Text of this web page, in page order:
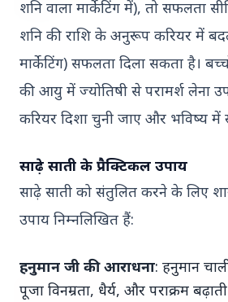
राघव चड्ढा और 6 AAP
में शामिल, केजरीवाल की
राजनीतिक विद्रोह
नई दिल्ली, 25 अप्रैल 2026 — आम
बड़ा झटका लगा है। वरिष्ठ नेता राघव
राज्‍यसभा सांसद...
Read More
FEATURED
शनि वाला मार्केटिंग में), तो सफलता
शनि की राशि के अनुरूप करियर में
मार्केटिंग) सफलता दिला सकता है।
की आयु में ज्योतिषी से परामर्श लेना
करियर दिशा चुनी जाए और भविष्य में
साढ़े साती के प्रैक्टिकल उपाय
साढ़े साती को संतुलित करने के लिए
उपाय निम्नलिखित हैं:
हनुमान जी की आराधना: हनुमान
पूजा विनम्रता, धैर्य, और पराक्रम